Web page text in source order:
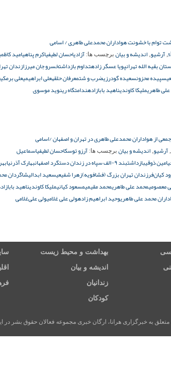
توام با خشونت هواداران محمدعلی طاهری / اسامی
, آرشیو, اندیشه و بیان برچسب ها: آزادیاحسان لطیفیاکرم پناهیامید
بقیه الله تهرانپویا عسگر زادهتداوم بازداشتخسرو جان میرزازندان
سپیده محزونسعیده گودرزیضرب و شتمعرفان حلقهعلی ابراهیمیعلی برمکی
طاهریملیکا کاوندیناهید بابازادهندامتگاه رینوید موسوی
از هواداران محمدعلی طاهری در تهران و اصفهان /اسامی
, آرشیو, اندیشه و بیان برچسب ها: آرزو توسکاحسان لطیفیاسماعیل
امین ذوقیبازداشتبند ۹-الف سپاه در زندان دستگرد اصفهان بهارک آذرنیا
کیان‌فرزندان تهران بزرگ (فشافویه)زهرا شفیعیسعید ابدالیشاگردان
معصومیمحمد علی طاهریمحمد مقیمیمسعود کیانیملیکا کاوندیناهید
محمد علی طاهریوحید ابراهیم زادهولی علی‌ غلامیولی علی‌غلامی
بهداشت و محیط زیست
اندیشه و بیان
زندانیان
کودکان